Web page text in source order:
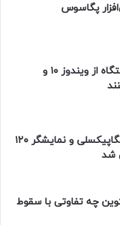
پگاسوس
بیش از ۱٫۴ میلیارد دستگاه از ویندوز ۱۰ و
آنر ۵۰ با دوربین ۱۰۸ مگاپیکسلی و نمایشگر ۱۲۰
شد
چه تفاوتی با سقوط